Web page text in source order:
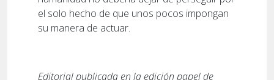
el solo hecho de que unos pocos impongan
su manera de actuar.
Editorial publicada en la edición papel de